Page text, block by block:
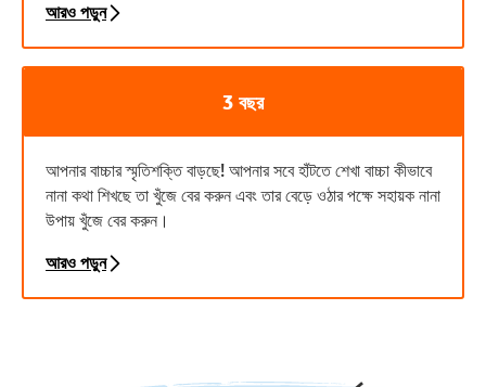
আরও পড়ুন
3 বছর
আপনার বাচ্চার স্মৃতিশক্তি বাড়ছে! আপনার সবে হাঁটতে শেখা বাচ্চা কীভাবে
নানা কথা শিখছে তা খুঁজে বের করুন এবং তার বেড়ে ওঠার পক্ষে সহায়ক নানা
উপায় খুঁজে বের করুন।
আরও পড়ুন